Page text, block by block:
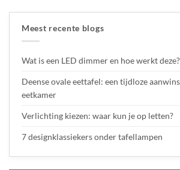
Meest recente blogs
Wat is een LED dimmer en hoe werkt deze?
Deense ovale eettafel: een tijdloze
eetkamer
Verlichting kiezen: waar kun je op letten?
7 designklassiekers onder tafellampen